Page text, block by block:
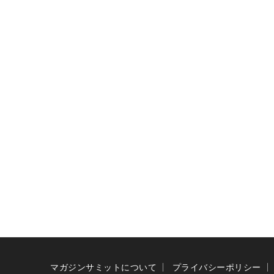
マガジンサミットについて プライバシーポリシー